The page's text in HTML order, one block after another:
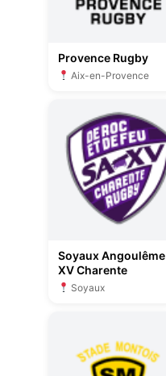
Provence Rugby
Aix-en-Provence
Soyaux Angoulême
XV Charente
Soyaux